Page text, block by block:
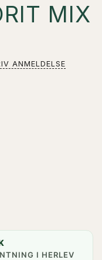
MIX
ANMELDELSE
I HERLEV